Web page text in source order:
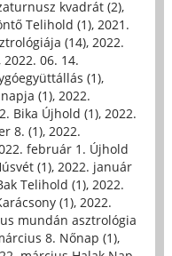
kvadrát (2),
Telihold (1), 2021.
(14), 2022.
2022. 06. 14.
(1),
(1), 2022.
Bika Újhold (1), 2022.
8. (1), 2022.
február 1. Újhold
(1), 2022. január
Telihold (1), 2022.
(1), 2022.
mundán asztrológia
8. Nőnap (1),